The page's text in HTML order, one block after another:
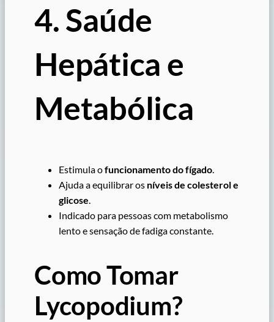
4. Saúde
Hepática e
Metabólica
Estimula ofuncionamento do fígado.
Ajuda a equilibrar os níveis de colesterol e
glicose.
Indicado para pessoas com metabolismo
lento e sensação de fadiga constante.
Como Tomar
Lycopodium?